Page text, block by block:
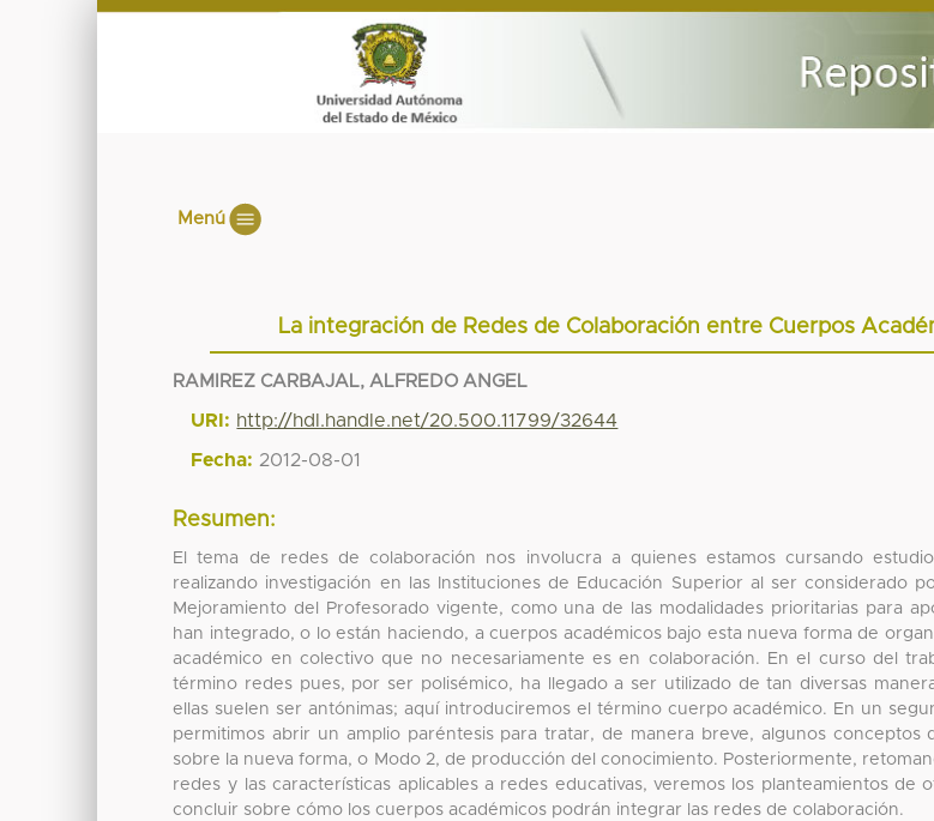
Menú
La integración de Redes de Colaboración entre Cuerpos
RAMIREZ CARBAJAL, ALFREDO ANGEL
URI: http://hdl.handle.net/20.500.11799/32644
Fecha: 2012-08-01
Resumen:
El tema de redes de colaboración nos involucra a quienes estamos cursando
realizando investigación en las Instituciones de Educación Superior al ser considerado
Mejoramiento del Profesorado vigente, como una de las modalidades prioritarias para
han integrado, o lo están haciendo, a cuerpos académicos bajo esta nueva forma de
académico en colectivo que no necesariamente es en colaboración. En el curso del
término redes pues, por ser polisémico, ha llegado a ser utilizado de tan diversas
ellas suelen ser antónimas; aquí introduciremos el término cuerpo académico. En un
permitimos abrir un amplio paréntesis para tratar, de manera breve, algunos conceptos
sobre la nueva forma, o Modo 2, de producción del conocimiento. Posteriormente,
redes y las características aplicables a redes educativas, veremos los planteamientos de
concluir sobre cómo los cuerpos académicos podrán integrar las redes de colaboración.